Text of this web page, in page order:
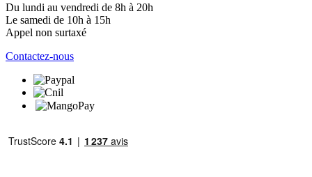
Du lundi au vendredi de 8h à 20h
Le samedi de 10h à 15h
Appel non surtaxé
Contactez-nous